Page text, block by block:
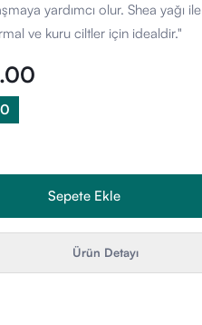
yardımcı olur. Shea yağı
ve kuru ciltler için idealdir."
Sepete Ekle
Ürün Detayı